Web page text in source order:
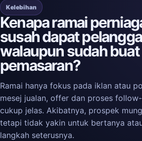
Kelebihan
Kenapa ramai
susah dapat
walaupun sudah buat
pemasaran?
Ramai hanya fokus pada iklan atau
mesej jualan, offer dan proses
cukup jelas. Akibatnya, prospek
tetapi tidak yakin untuk bertanya
langkah seterusnya.